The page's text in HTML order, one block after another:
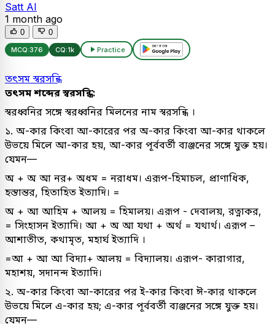
Satt AI
1 month ago
0 0
MCQ:376 CQ:1k Practice
তৎসম স্বরসন্ধি
তৎসম শব্দের স্বরসন্ধি:
স্বরধ্বনির সঙ্গে স্বরধ্বনির মিলনের নাম স্বরসন্ধি ।
১. অ-কার কিংবা আ-কারের পর অ-কার কিংবা আ-কার থাকলে
উভয়ে মিলে আ-কার হয়, আ-কার পূর্ববর্তী ব্যঞ্জনের সঙ্গে যুক্ত হয়।
যেমন—
অ + অ আ নর+ অধম = নরাধম। এরূপ-হিমাচল, প্রাণাধিক,
হস্তান্তর, হিতাহিত ইত্যাদি। =
অ + আ আহিম + আলয় = হিমালয়। এরূপ - দেবালয়, রত্নাকর,
= সিংহাসন ইত্যাদি। আ + অ আ যথা + অর্থ = যথার্থ। এরূপ –
আশাতীত, কথামৃত, মহার্ঘ ইত্যাদি ।
=আ + আ আ বিদ্যা+ আলয় = বিদ্যালয়। এরূপ- কারাগার,
মহাশয়, সদানন্দ ইত্যাদি।
২. অ-কার কিংবা আ-কারের পর ই-কার কিংবা ঈ-কার থাকলে
উভয়ে মিলে এ-কার হয়; এ-কার পূর্ববর্তী ব্যঞ্জনের সঙ্গে যুক্ত হয়।
যেমন—